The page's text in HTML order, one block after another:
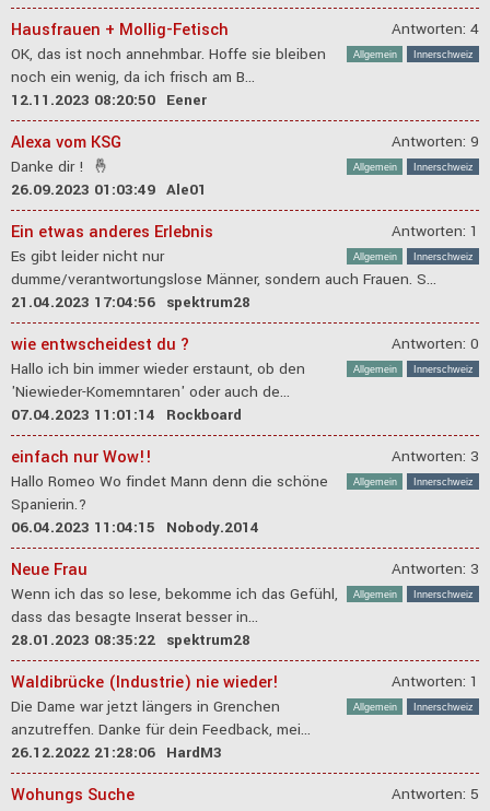
Antworten: 4
Allgemein Innerschweiz
Hausfrauen + Mollig-Fetisch
OK, das ist noch annehmbar. Hoffe sie bleiben
noch ein wenig, da ich frisch am B...
12.11.2023 08:20:50 Eener
Antworten: 9
Allgemein Innerschweiz
Alexa vom KSG
Danke dir ! 🤞
26.09.2023 01:03:49 Ale01
Antworten: 1
Allgemein Innerschweiz
Ein etwas anderes Erlebnis
Es gibt leider nicht nur
dumme/verantwortungslose Männer, sondern auch Frauen. S...
21.04.2023 17:04:56 spektrum28
Antworten: 0
Allgemein Innerschweiz
wie entwscheidest du ?
Hallo ich bin immer wieder erstaunt, ob den
'Niewieder-Komemntaren' oder auch de...
07.04.2023 11:01:14
Rockboard
Antworten: 3
Allgemein Innerschweiz
einfach nur Wow!!
Hallo Romeo Wo findet Mann denn die schöne
Spanierin.?
06.04.2023 11:04:15
Nobody.2014
Antworten: 3
Allgemein Innerschweiz
Neue Frau
Wenn ich das so lese, bekomme ich das Gefühl,
dass das besagte Inserat besser in...
28.01.2023 08:35:22 spektrum28
Antworten: 1
Allgemein Innerschweiz
Waldibrücke (Industrie) nie wieder!
Die Dame war jetzt längers in Grenchen
anzutreffen. Danke für dein Feedback, mei...
26.12.2022 21:28:06 HardM3
Antworten: 5
Wohungs Suche